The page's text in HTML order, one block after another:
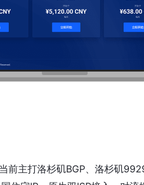
前主打洛杉矶BGP、洛杉矶